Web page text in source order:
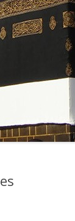
FOR THE SEEKER
PROGRESS